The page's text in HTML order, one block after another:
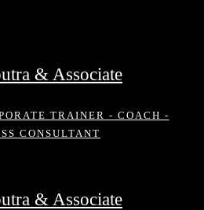
& Associate
TRAINER - COACH -
CONSULTANT
& Associate